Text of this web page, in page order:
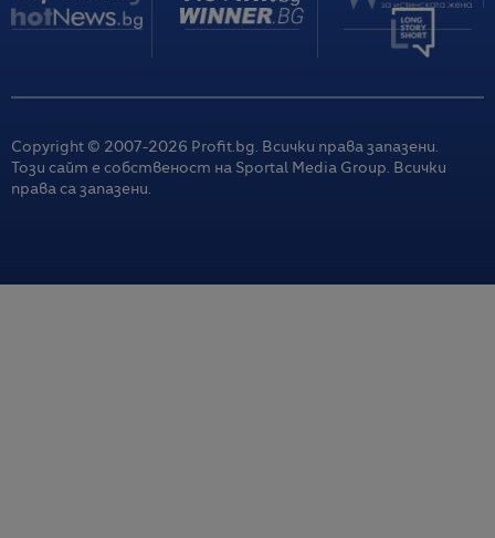
Copyright © 2007-2026 Profit.bg. Всички права запазени.
Този сайт е собственост на Sportal Media Group. Всички
права са запазени.